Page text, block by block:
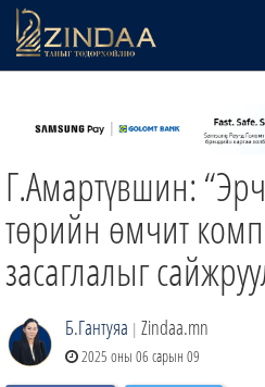
ТВ8
ӨГЛӨӨНИЙ СОНИН
АУДИО ЗОХИОЛ
ЗИНДАА СЭТГҮҮЛ
Г.Амартүвшин:
төрийн өмчит
засаглалыг
Б.Гантуяа | Zindaa.mn
2025 оны 06 сарын 09